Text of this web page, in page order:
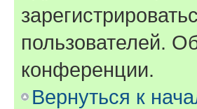
пользователей.
конференции.
Вернуться к